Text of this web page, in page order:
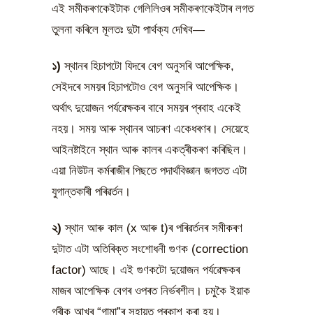
এই সমীকৰণকেইটাক গেলিলিওৰ সমীকৰণকেইটাৰ লগত
তুলনা কৰিলে মূলতঃ দুটা পাৰ্থক্য দেখিব—
১) স্থানৰ হিচাপটো যিদৰে বেগ অনুসৰি আপেক্ষিক,
সেইদৰে সময়ৰ হিচাপটোও বেগ অনুসৰি আপেক্ষিক।
অৰ্থাৎ দুয়োজন পৰ্যৱেক্ষকৰ বাবে সময়ৰ প্ৰবাহ একেই
নহয়। সময় আৰু স্থানৰ আচৰণ একেধৰণৰ। সেয়েহে
আইনষ্টাইনে স্থান আৰু কালৰ একত্ৰীকৰণ কৰিছিল।
এয়া নিউটন কৰ্মৰাজীৰ পিছতে পদাৰ্থবিজ্ঞান জগতত এটা
যুগান্তকাৰী পৰিৱৰ্তন।
২) স্থান আৰু কাল (x আৰু t)ৰ পৰিৱৰ্তনৰ সমীকৰণ
দুটাত এটা অতিৰিক্ত সংশোধনী গুণক (correction
factor) আছে। এই গুণকটো দুয়োজন পৰ্যৱেক্ষকৰ
মাজৰ আপেক্ষিক বেগৰ ওপৰত নিৰ্ভৰশীল। চমুকৈ ইয়াক
গ্ৰীক আখৰ “গামা”ৰ সহায়ত প্ৰকাশ কৰা হয়।